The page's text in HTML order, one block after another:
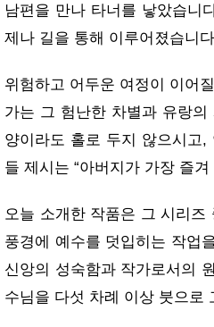
남편을 만나 타너를 낳았습니
제나 길을 통해 이루어졌습니
위험하고 어두운 여정이 이어
가는 그 험난한 차별과 유랑
양이라도 홀로 두지 않으시고
들 제시는 “아버지가 가장 즐
오늘 소개한 작품은 그 시리
풍경에 예수를 덧입히는 작업
신앙의 성숙함과 작가로서의
수님을 다섯 차례 이상 붓으로